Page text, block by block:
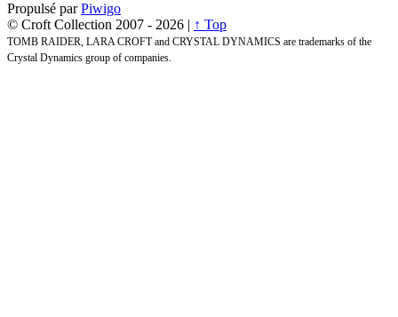
Propulsé parPiwigo
© Croft Collection 2007 - 2026 | ↑ Top
TOMB RAIDER, LARA CROFT and CRYSTAL DYNAMICS are trademarks of the
Crystal Dynamics group of companies.